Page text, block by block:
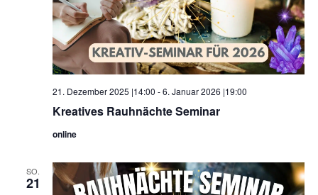
Kreatives Rauhnächte Seminar
21. Dezember 2025 |14:00 -6. Januar 2026 |19:00
online
SO.
21